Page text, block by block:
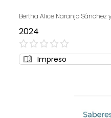
Bertha Alice Naranjo Sánchez
2024
0%
Impreso